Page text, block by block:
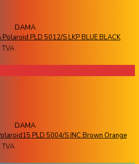
DAMA
PLD 5012/S LKP BLUE BLACK
TVA
DAMA
PLD 5004/S INC Brown Orange
TVA